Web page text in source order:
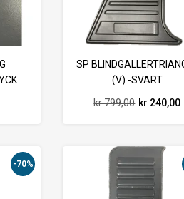
SP
(V) -SVART
kr 799,00 kr 240,00
-70%